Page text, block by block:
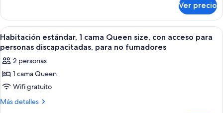
Queen
size,
con
acceso
para
personas
discapacitadas,
no
estándar,
cama
Queen
size,
con
acceso
personas
discapacitadas,
para
Ver precio
Abrir
todas
las
fotos
de
Habitación
estándar,
Habitación de hotel compacta con
24
Habitación estándar, 1 cama Queen size, con acceso para
personas discapacitadas, para no fumadores
2 personas
1 cama Queen
Wifi gratuito
Más detalles
Más